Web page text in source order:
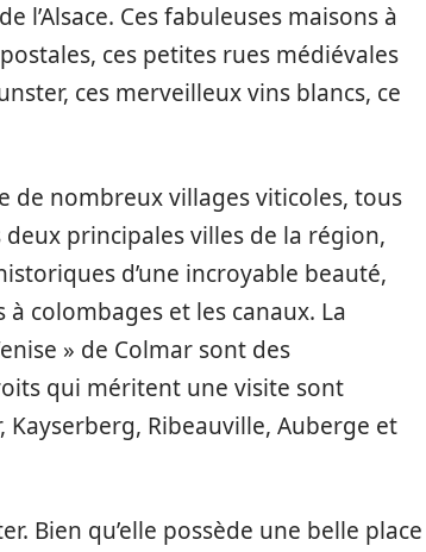
l’Alsace. Ces fabuleuses maisons à
ces petites rues médiévales
ces merveilleux vins blancs, ce
de nombreux villages viticoles, tous
principales villes de la région,
d’une incroyable beauté,
colombages et les canaux. La
» de Colmar sont des
qui méritent une visite sont
Ribeauville, Auberge et
Bien qu’elle possède une belle place